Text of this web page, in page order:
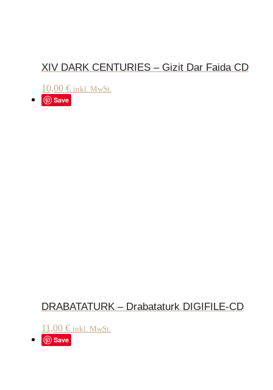
XIV DARK CENTURIES – Gizit Dar Faida CD
10,00 € inkl. MwSt.
Save
DRABATATURK – Drabataturk DIGIFILE-CD
11,00 € inkl. MwSt.
Save